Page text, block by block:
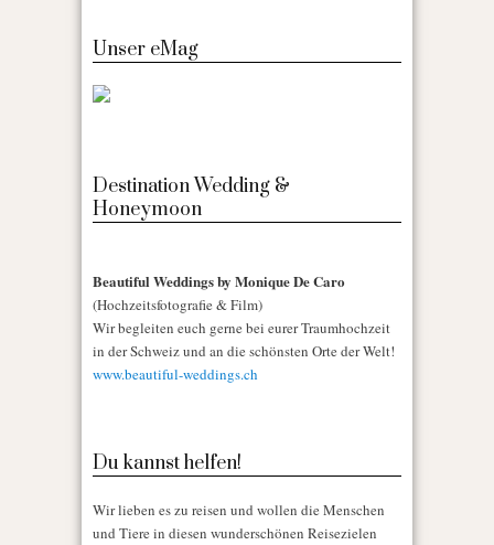
Unser eMag
Destination Wedding &
Honeymoon
Beautiful Weddings by Monique De Caro
(Hochzeitsfotografie & Film)
Wir begleiten euch gerne bei eurer Traumhochzeit
in der Schweiz und an die schönsten Orte der Welt!
www.beautiful-weddings.ch
Du kannst helfen!
Wir lieben es zu reisen und wollen die Menschen
und Tiere in diesen wunderschönen Reisezielen